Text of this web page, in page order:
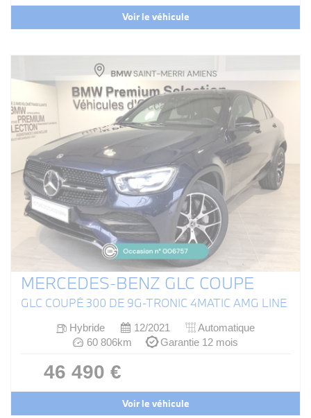
Voir le véhicule
MERCEDES-BENZ GLC COUPE
GLC COUPÉ 300 DE 9G-TRONIC 4MATIC AMG LINE
Hybride 12/2021
Automatique
60 806km
Garantie 12 mois
46 490 €
Voir le véhicule